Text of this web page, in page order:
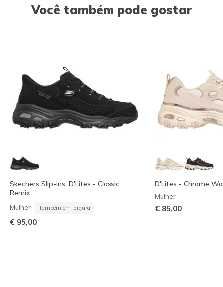
Você também pode gostar
Skechers Slip-ins: D'Lites - Classic
Remix
Mulher Também em largura
€ 95,00
D'Lites - Chrome
Mulher
€ 85,00